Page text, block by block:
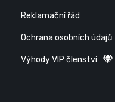
Reklamační řád
Ochrana osobních údajů
Výhody VIP členství